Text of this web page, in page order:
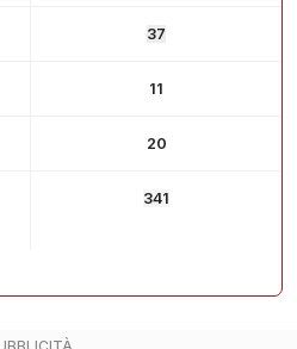
37
11
20
341